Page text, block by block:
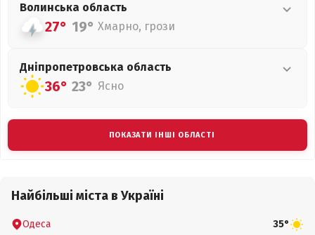
Волинська область
27° 19° Хмарно, грози
Дніпропетровська область
36° 23° Ясно
ПОКАЗАТИ ІНШІ ОБЛАСТІ
Найбільші міста в Україні
Одеса 35°